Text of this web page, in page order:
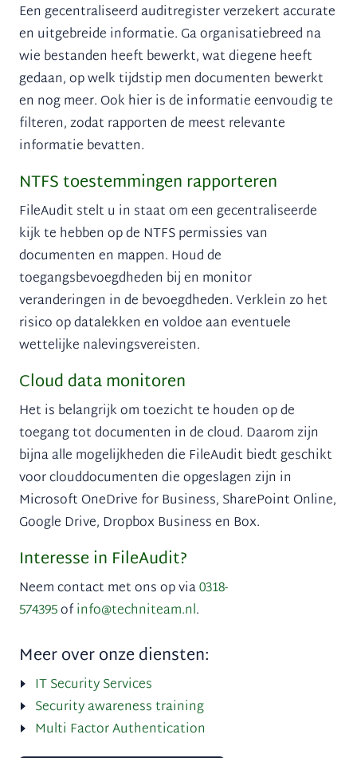
Een gecentraliseerd auditregisterverzekert accurate
en uitgebreide informatie. Ga organisatiebreed na
wie bestanden heeft bewerkt, wat diegene heeft
gedaan, op welk tijdstip men documenten bewerkt
en nog meer. Ook hier is de informatie eenvoudig te
filteren, zodat rapporten de meest relevante
informatie bevatten.
NTFS toestemmingen rapporteren
FileAudit stelt u in staat om een gecentraliseerde
kijk te hebben op de NTFS permissies van
documenten en mappen. Houd de
toegangsbevoegdheden bij en monitor
veranderingen in de bevoegdheden. Verklein zo het
risico op datalekken en voldoe aan eventuele
wettelijke nalevingsvereisten.
Cloud data monitoren
Het is belangrijk om toezicht te houden op de
toegang tot documenten in de cloud. Daarom zijn
bijna alle mogelijkheden die FileAudit biedt geschikt
voor clouddocumenten die opgeslagen zijn in
Microsoft OneDrive for Business, SharePoint Online,
Google Drive, Dropbox Business en Box.
Interesse in FileAudit?
Neem contact met ons op via0318-
574395ofinfo@techniteam.nl.
Meer over onze diensten:
IT Security Services
Security awareness training
Multi Factor Authentication